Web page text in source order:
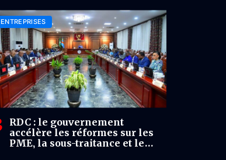
ENTREPRISES
RDC : le gouvernement
accélère les réformes sur les
PME, la sous-traitance et le